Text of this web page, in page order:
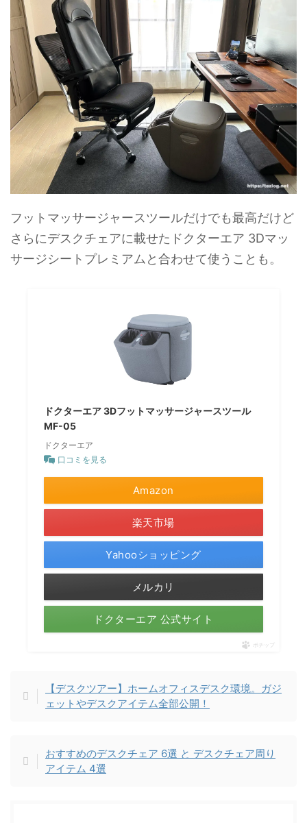
フットマッサージャースツールだけでも最高だけど
さらにデスクチェアに載せたドクターエア 3Dマッ
サージシートプレミアムと合わせて使うことも。
ドクターエア 3Dフットマッサージャースツール
MF-05
ドクターエア
口コミを見る
Amazon
楽天市場
Yahooショッピング
メルカリ
ドクターエア 公式サイト
ポチップ
【デスクツアー】ホームオフィスデスク環境。ガジ
ェットやデスクアイテム全部公開！
おすすめのデスクチェア 6選 と デスクチェア周り
アイテム 4選